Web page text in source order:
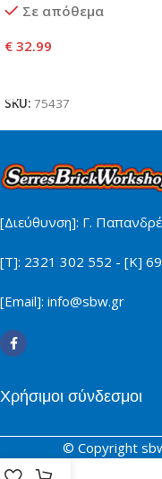
Σε απόθεμα
€ 32.99
SKU: 75437
[Διεύθυνση]: Γ.
[Τ]: 2321 302 552 - [Κ]
[Email]: info@sbw.gr
Χρήσιμοι σύνδεσμοι
© Copyright